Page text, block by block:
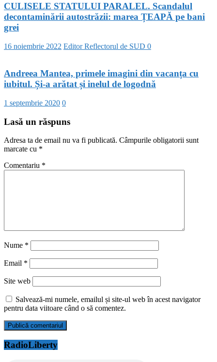
CULISELE STATULUI PARALEL. Scandalul
decontaminării autostrăzii: marea ȚEAPĂ pe bani
grei
16 noiembrie 2022 Editor Reflectorul de SUD 0
Andreea Mantea, primele imagini din vacanța cu
iubitul. Și-a arătat și inelul de logodnă
1 septembrie 2020 0
Lasă un răspuns
Adresa ta de email nu va fi publicată. Câmpurile obligatorii sunt
marcate cu *
Comentariu *
Nume *
Email *
Site web
Salvează-mi numele, emailul și site-ul web în acest navigator
pentru data viitoare când o să comentez.
RadioLiberty